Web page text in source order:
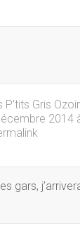
P'tits Gris
2014
gars,